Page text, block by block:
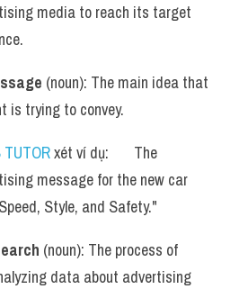
media to reach its target
(noun): The main idea that
is trying to convey.
TUTOR xét ví dụ:       The
message for the new car
Style, and Safety."
(noun): The process of
data about advertising